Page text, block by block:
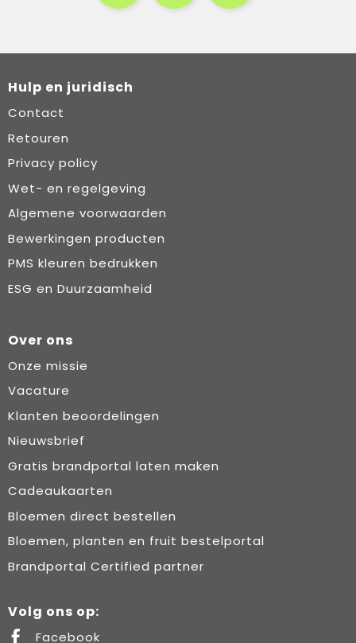
Hulp en juridisch
Contact
Retouren
Privacy policy
Wet- en regelgeving
Algemene voorwaarden
Bewerkingen producten
PMS kleuren bedrukken
ESG en Duurzaamheid
Over ons
Onze missie
Vacature
Klanten beoordelingen
Nieuwsbrief
Gratis brandportal laten maken
Cadeaukaarten
Bloemen direct bestellen
Bloemen, planten en fruit bestelportal
Brandportal Certified partner
Volg ons op:
Facebook